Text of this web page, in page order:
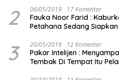
2 06/05/2019 17 Komentar
Fauka Noor Farid :
Petahana Sedang
3 20/05/2019 12 Komentar
Pakar Intelijen :
Tembak Di Tempat Itu